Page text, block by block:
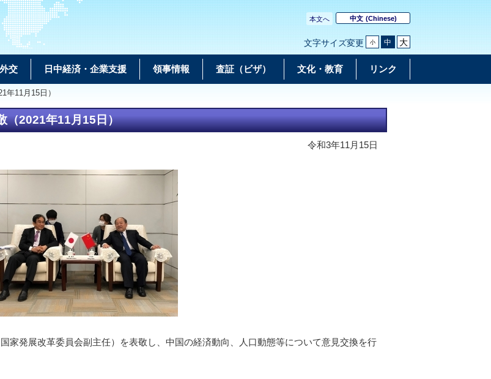
本文へ 中文 (Chinese)
文字サイズ変更 小 中 大
交 日中経済・企業支援 領事情報 査証（ビザ） 文化・教育 リンク
年11月15日）
（2021年11月15日）
令和3年11月15日
家発展改革委員会副主任）を表敬し、中国の経済動向、人口動態等について意見交換を行